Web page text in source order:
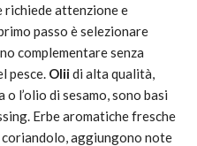
richiede attenzione e
passo è selezionare
complementare senza
pesce. Oliidi alta qualità,
l’olio di sesamo, sono basi
Erbe aromatiche fresche
coriandolo, aggiungono note